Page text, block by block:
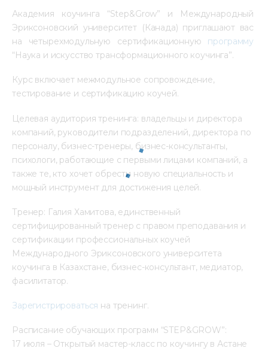
Академия коучинга “Step&Grow” и Международный
Эриксоновский университет (Канада) приглашают вас
на четырехмодульную сертификационную программу
“Наука и искусство трансформационного коучинга”.
Курс включает межмодульное сопровождение,
тестирование и сертификацию коучей.
Целевая аудитория тренинга: владельцы и директора
компаний, руководители подразделений, директора по
персоналу, бизнес-тренеры, бизнес-консультанты,
психологи, работающие с первыми лицами компаний, а
также те, кто хочет обрести новую специальность и
мощный инструмент для достижения целей.
Тренер: Галия Хамитова, единственный
сертифицированный тренер с правом преподавания и
сертификации профессиональных коучей
Международного Эриксоновского университета
коучинга в Казахстане, бизнес-консультант, медиатор,
фасилитатор.
Зарегистрироваться на тренинг.
Расписание обучающих программ “STEP&GROW”:
17 июля – Открытый мастер-класс по коучингу в Астане